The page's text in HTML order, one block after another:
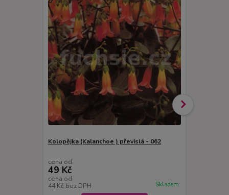
Kolopějka (Kalanchoe ) převislá - 062
cena od
49 Kč
cena od
44 Kč bez DPH Skladem